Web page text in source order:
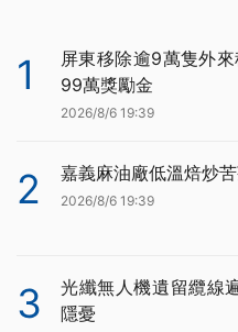
1
屏東移除逾9萬隻外
99萬獎勵金
2026/8/6 19:39
2 嘉義麻油廠低溫焙炒
2026/8/6 19:39
3
光纖無人機遺留纜線
隱憂